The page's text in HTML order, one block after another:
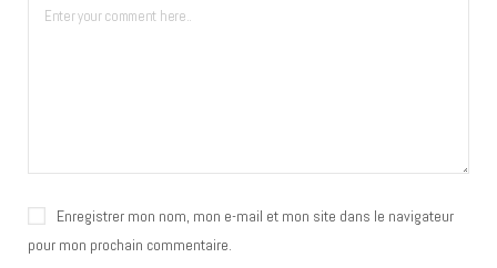
Enregistrer mon nom, mon e-mail et mon site dans le navigateur
pour mon prochain commentaire.